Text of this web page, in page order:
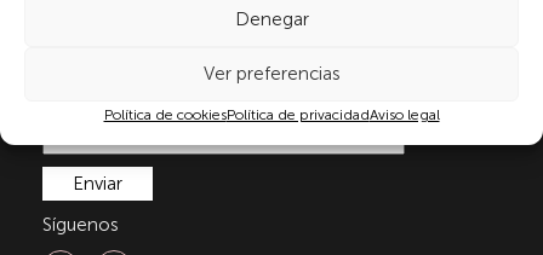
Denegar
Ver preferencias
Política de cookiesPolítica de privacidadAviso legal
Orgánica 3/2018, de 5 de diciembre, de Protección de
digitale(LOPDGDD). Para más información puede
Síguenos